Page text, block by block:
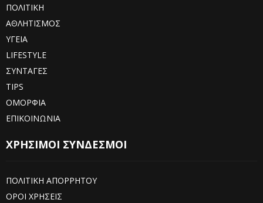
ΠΟΛΙΤΙΚΗ
ΑΘΛΗΤΙΣΜΟΣ
ΥΓΕΙΑ
LIFESTYLE
ΣΥΝΤΑΓΕΣ
TIPS
ΟΜΟΡΦΙΑ
ΕΠΙΚΟΙΝΩΝΙΑ
ΧΡΗΣΙΜΟΙ ΣΥΝΔΕΣΜΟΙ
ΠΟΛΙΤΙΚΗ ΑΠΟΡΡΗΤΟΥ
ΟΡΟΙ ΧΡΗΣΕΙΣ